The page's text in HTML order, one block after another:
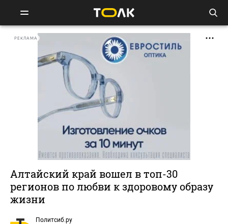
РЕКЛАМА
Алтайский край вошел в топ-30
регионов по любви к здоровому образу
жизни
Политсиб.ру